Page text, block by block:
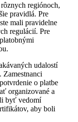
regiónoch,
pravidlá. Pre
mali pravidelne
regulácií. Pre
udalostí
Zamestnanci
o platbe
organizované a
byť vedomí
aby boli